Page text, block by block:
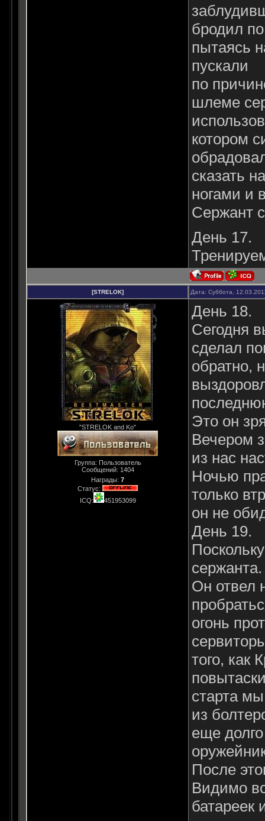
бродил
пытаясь
пускали
по
шлеме
котором
сказать
ногами и
Сержант
День 17.
[STRELOK] Дата: Суббота,
"STRELOK and Ko"
Группа: Пользователь
Сообщений: 1404
Награды: 7
Статус:
ICQ:
451953099
День 18.
Сегодня
сделал
обратно,
Это он
Вечером
из нас
Ночью
только
он не
День 19.
сержанта.
Он отвел
огонь
того, как
старта
из
еще
После
Видимо
батареек